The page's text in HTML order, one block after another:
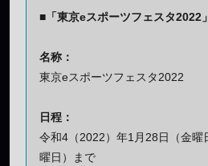
■「東京eスポーツフェスタ2022
名称：
東京eスポーツフェスタ2022
日程：
令和4（2022）年1月28日（金曜
曜日）まで